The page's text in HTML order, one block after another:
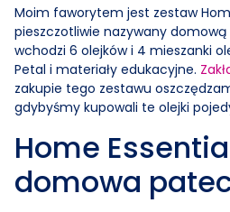
Moim faworytem jest zestaw
pieszczotliwie nazywany domową
wchodzi 6 olejków i 4 mieszanki
Petal i materiały edukacyjne.
zakupie tego zestawu
gdybyśmy kupowali te olejki
Home
domowa